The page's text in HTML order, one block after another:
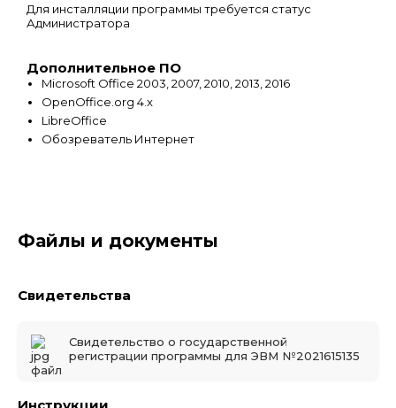
Для инсталляции программы требуется статус
Администратора
Дополнительное ПО
Microsoft Office 2003, 2007, 2010, 2013, 2016
OpenOffice.org 4.x
LibreOffice
Обозреватель Интернет
Файлы и документы
Свидетельства
Свидетельство о государственной
регистрации программы для ЭВМ №2021615135